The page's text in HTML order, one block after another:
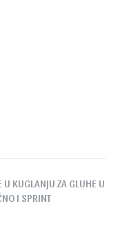
U KUGLANJU ZA GLUHE U
I SPRINT